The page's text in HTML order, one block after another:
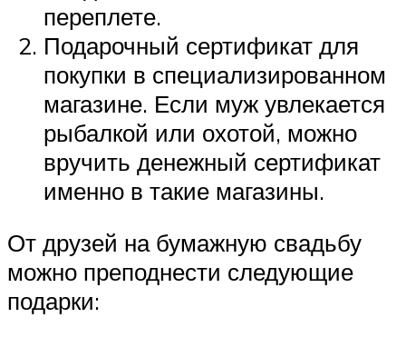
переплете.
Подарочный сертификат для
покупки в специализированном
магазине. Если муж увлекается
рыбалкой или охотой, можно
вручить денежный сертификат
именно в такие магазины.
От друзей на бумажную свадьбу
можно преподнести следующие
подарки: